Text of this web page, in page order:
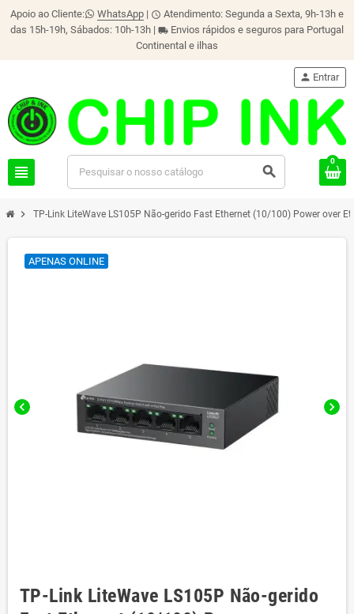
Apoio ao Cliente: WhatsApp | schedule Atendimento: Segunda a Sexta, 9h-13h e
das 15h-19h, Sábados: 10h-13h | local_shipping Envios rápidos e seguros para Portugal
Continental e ilhas
view_headline search
person Entrar
0
chevron_right TP-Link LiteWave LS105P Não-gerido Fast Ethernet (10/100) Power over
chevron_left chevron_right
APENAS ONLINE
TP-Link LiteWave LS105P Não-gerido